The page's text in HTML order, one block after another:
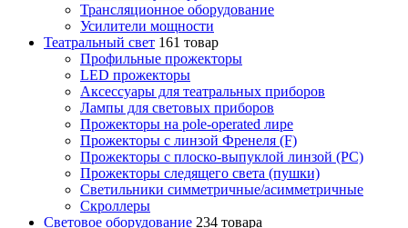
Трансляционное оборудование
Усилители мощности
Театральный свет 161 товар
Профильные прожекторы
LED прожекторы
Аксессуары для театральных приборов
Лампы для световых приборов
Прожекторы на pole-operated лире
Прожекторы с линзой Френеля (F)
Прожекторы с плоско-выпуклой линзой (PC)
Прожекторы следящего света (пушки)
Светильники симметричные/асимметричные
Скроллеры
Световое оборудование 234 товара